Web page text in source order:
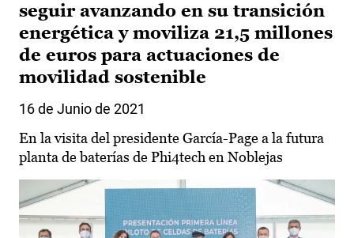
seguir avanzando en su transición
energética y moviliza 21,5 millones
de euros para actuaciones de
movilidad sostenible
16 de Junio de 2021
En la visita del presidente García-Page a la futura
planta de baterías de Phi4tech en Noblejas